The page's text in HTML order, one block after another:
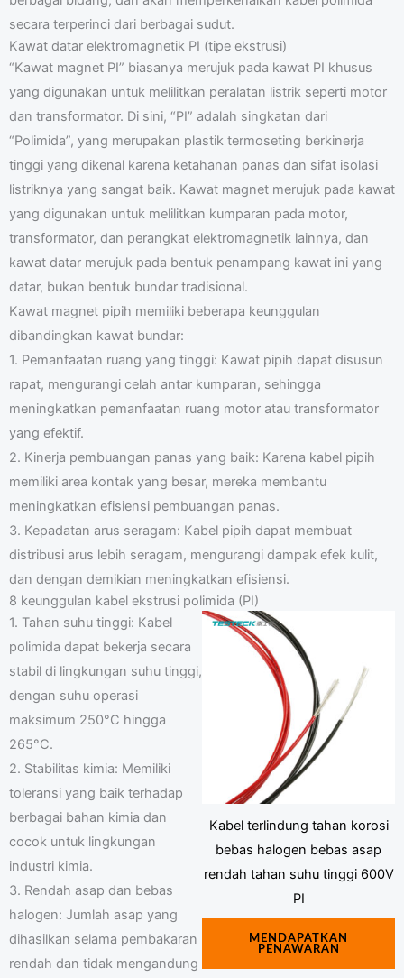
secara terperinci dari berbagai sudut.
Kawat datar elektromagnetik PI (tipe ekstrusi)
“Kawat magnet PI” biasanya merujuk pada kawat PI khusus
yang digunakan untuk melilitkan peralatan listrik seperti motor
dan transformator. Di sini, “PI” adalah singkatan dari
“Polimida”, yang merupakan plastik termoseting berkinerja
tinggi yang dikenal karena ketahanan panas dan sifat isolasi
listriknya yang sangat baik. Kawat magnet merujuk pada kawat
yang digunakan untuk melilitkan kumparan pada motor,
transformator, dan perangkat elektromagnetik lainnya, dan
kawat datar merujuk pada bentuk penampang kawat ini yang
datar, bukan bentuk bundar tradisional.
Kawat magnet pipih memiliki beberapa keunggulan
dibandingkan kawat bundar:
1. Pemanfaatan ruang yang tinggi: Kawat pipih dapat disusun
rapat, mengurangi celah antar kumparan, sehingga
meningkatkan pemanfaatan ruang motor atau transformator
yang efektif.
2. Kinerja pembuangan panas yang baik: Karena kabel pipih
memiliki area kontak yang besar, mereka membantu
meningkatkan efisiensi pembuangan panas.
3. Kepadatan arus seragam: Kabel pipih dapat membuat
distribusi arus lebih seragam, mengurangi dampak efek kulit,
dan dengan demikian meningkatkan efisiensi.
8 keunggulan kabel ekstrusi polimida (PI)
1. Tahan suhu tinggi: Kabel
polimida dapat bekerja secara
stabil di lingkungan suhu tinggi,
dengan suhu operasi
maksimum 250°C hingga
265°C.
2. Stabilitas kimia: Memiliki
toleransi yang baik terhadap
berbagai bahan kimia dan
cocok untuk lingkungan
industri kimia.
3. Rendah asap dan bebas
halogen: Jumlah asap yang
dihasilkan selama pembakaran
rendah dan tidak mengandung
Kabel terlindung tahan korosi
bebas halogen bebas asap
rendah tahan suhu tinggi 600V
PI
MENDAPATKAN
PENAWARAN